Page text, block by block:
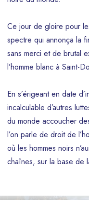
Ce jour de gloire pour
spectre qui annonça la
sans merci et de brutal
l’homme blanc à Saint-
En s’érigeant en date
incalculable d’autres
du monde accoucher
l’on parle de droit de
où les hommes noirs
chaînes, sur la base de